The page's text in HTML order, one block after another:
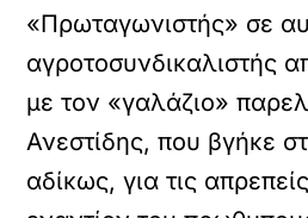
«Πρωταγωνιστής» σε
αγροτοσυνδικαλιστής
με τον «γαλάζιο»
Ανεστίδης, που βγήκε
αδίκως, για τις